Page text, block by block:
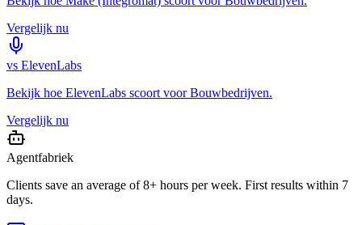
Vergelijk nu
vs ElevenLabs
Bekijk hoe ElevenLabs scoort voorBouwbedrijven.
Vergelijk nu
Agentfabriek
Clients save an average of 8+ hours per week. First results within 7
days.